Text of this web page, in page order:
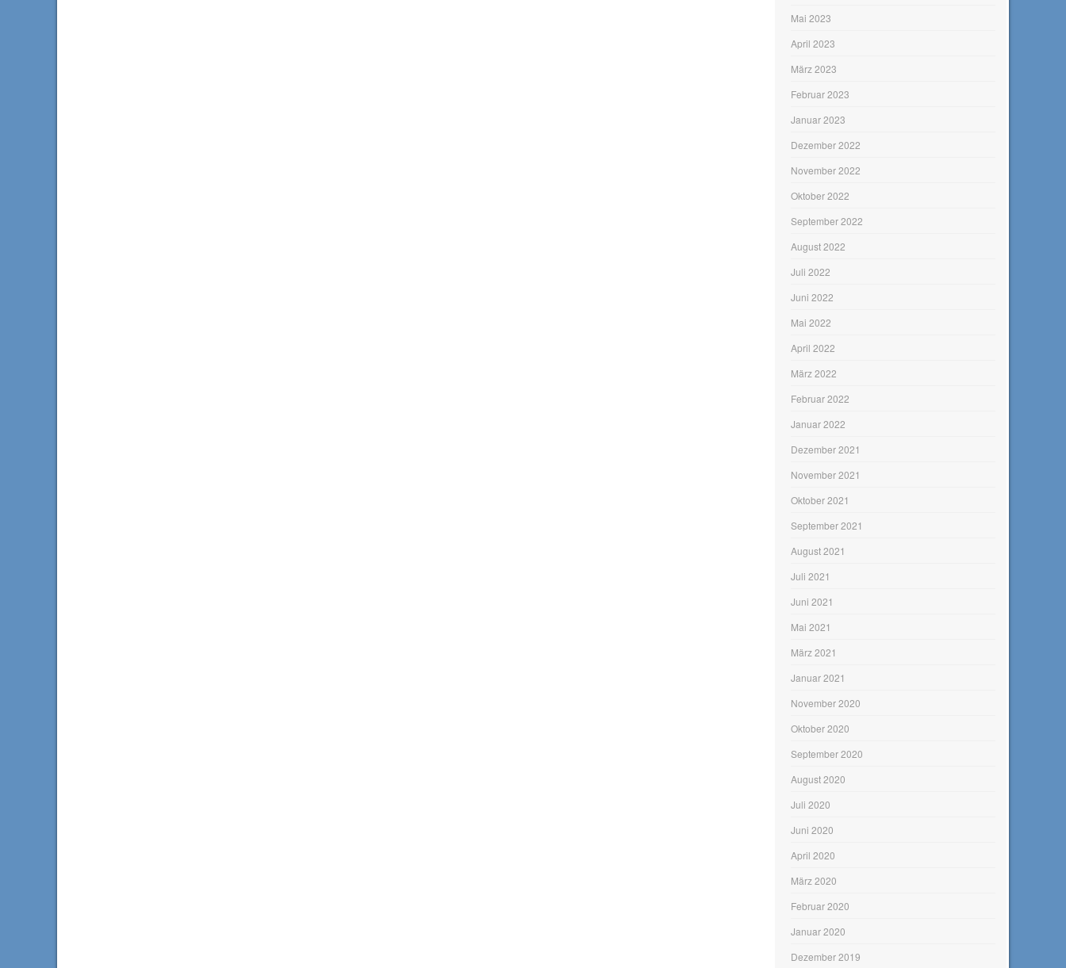
Mai 2023
April 2023
März 2023
Februar 2023
Januar 2023
Dezember 2022
November 2022
Oktober 2022
September 2022
August 2022
Juli 2022
Juni 2022
Mai 2022
April 2022
März 2022
Februar 2022
Januar 2022
Dezember 2021
November 2021
Oktober 2021
September 2021
August 2021
Juli 2021
Juni 2021
Mai 2021
März 2021
Januar 2021
November 2020
Oktober 2020
September 2020
August 2020
Juli 2020
Juni 2020
April 2020
März 2020
Februar 2020
Januar 2020
Dezember 2019